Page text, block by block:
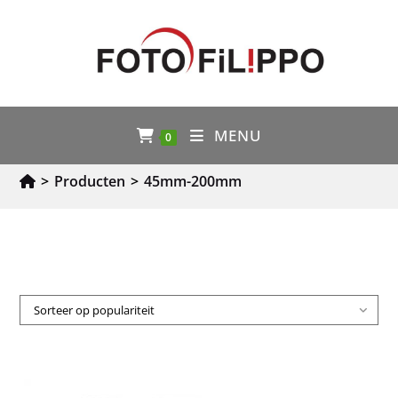
0 MENU
> Producten > 45mm-200mm
Sorteer op populariteit